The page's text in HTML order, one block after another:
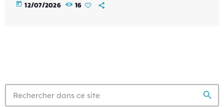
today 12/07/2026 16
search